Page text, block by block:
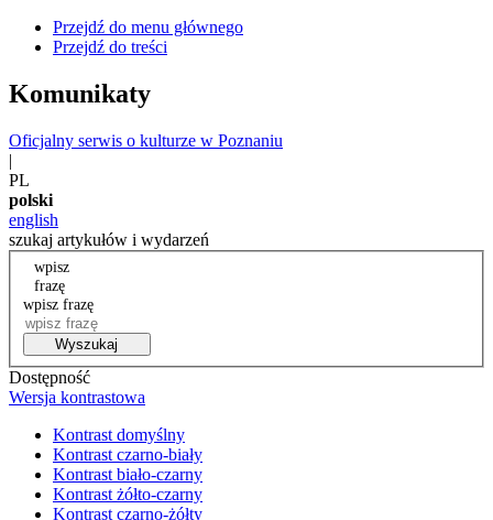
Przejdź do menu głównego
Przejdź do treści
Komunikaty
Oficjalny serwis o kulturze w Poznaniu
|
PL
polski
english
szukaj artykułów i wydarzeń
wpisz
frazę
wpisz frazę
Wyszukaj
Dostępność
Wersja kontrastowa
Kontrast domyślny
Kontrast czarno-biały
Kontrast biało-czarny
Kontrast żółto-czarny
Kontrast czarno-żółty